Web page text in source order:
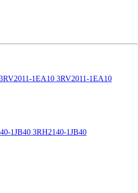
1EA10 3RV2011-1EA10
3RH2140-1JB40